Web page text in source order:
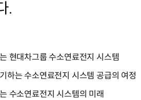
.
현대차그룹 수소연료전지 시스템
하는 수소연료전지 시스템 공급의 여정
수소연료전지 시스템의 미래